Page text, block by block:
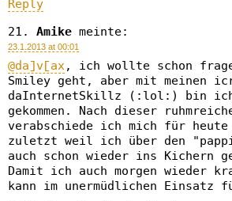
Reply
Amike meinte:
23.1.2013 at 00:01
@da]v[ax, ich wollte schon
Smiley geht, aber mit meinen
daInternetSkillz (:lol:) bin
gekommen. Nach dieser
verabschiede ich mich für
zuletzt weil ich über den
auch schon wieder ins Kichern
Damit ich auch morgen wieder
kann im unermüdlichen Einsatz